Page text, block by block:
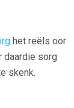
het reëls oor
daardie sorg
skenk.